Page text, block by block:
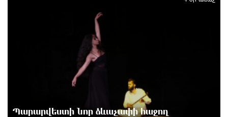
Իրանը պատրաստ է բացել Հորմուզի նեղուցը, եթե
ԱՄՆ-ն ընդունի հանրապետության պայմանները
Երևանում անցկացվել է հաշմանդամություն
ունեցող անձանց միջազգային մարզական
փառատոն
Պարարվեստի նոր ձևաչափի հաջող